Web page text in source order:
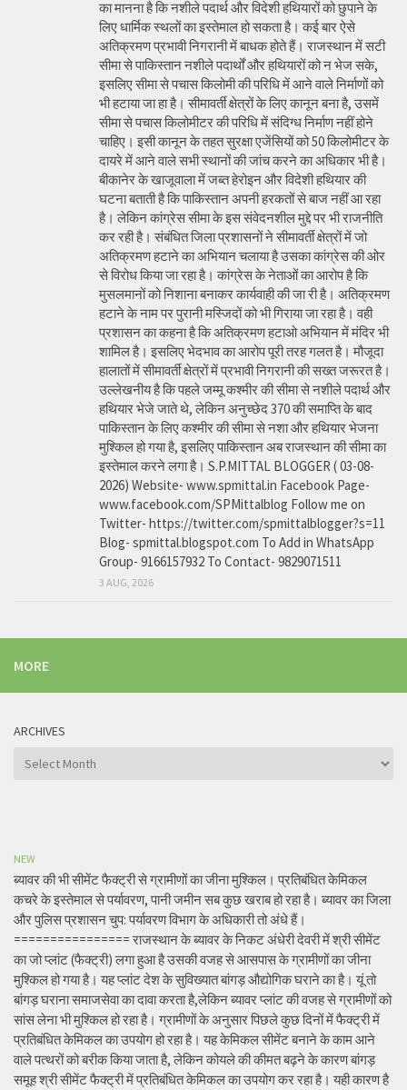
का मानना है कि नशीले पदार्थ और विदेशी हथियारों को छुपाने के
लिए धार्मिक स्थलों का इस्तेमाल हो सकता है। कई बार ऐसे
अतिक्रमण प्रभावी निगरानी में बाधक होते हैं। राजस्थान में सटी
सीमा से पाकिस्तान नशीले पदार्थों और हथियारों को न भेज सके,
इसलिए सीमा से पचास किलोमी की परिधि में आने वाले निर्माणों को
भी हटाया जा हा है। सीमावर्ती क्षेत्रों के लिए कानून बना है, उसमें
सीमा से पचास किलोमीटर की परिधि में संदिग्ध निर्माण नहीं होने
चाहिए। इसी कानून के तहत सुरक्षा एजेंसियों को 50 किलोमीटर के
दायरे में आने वाले सभी स्थानों की जांच करने का अधिकार भी है।
बीकानेर के खाजूवाला में जब्त हेरोइन और विदेशी हथियार की
घटना बताती है कि पाकिस्तान अपनी हरकतों से बाज नहीं आ रहा
है। लेकिन कांग्रेस सीमा के इस संवेदनशील मुद्दे पर भी राजनीति
कर रही है। संबंधित जिला प्रशासनों ने सीमावर्ती क्षेत्रों में जो
अतिक्रमण हटाने का अभियान चलाया है उसका कांग्रेस की ओर
से विरोध किया जा रहा है। कांग्रेस के नेताओं का आरोप है कि
मुसलमानों को निशाना बनाकर कार्यवाही की जा री है। अतिक्रमण
हटाने के नाम पर पुरानी मस्जिदों को भी गिराया जा रहा है। वही
प्रशासन का कहना है कि अतिक्रमण हटाओ अभियान में मंदिर भी
शामिल है। इसलिए भेदभाव का आरोप पूरी तरह गलत है। मौजूदा
हालातों में सीमावर्ती क्षेत्रों में प्रभावी निगरानी की सख्त जरूरत है।
उल्लेखनीय है कि पहले जम्मू कश्मीर की सीमा से नशीले पदार्थ और
हथियार भेजे जाते थे, लेकिन अनुच्छेद 370 की समाप्ति के बाद
पाकिस्तान के लिए कश्मीर की सीमा से नशा और हथियार भेजना
मुश्किल हो गया है, इसलिए पाकिस्तान अब राजस्थान की सीमा का
इस्तेमाल करने लगा है। S.P.MITTAL BLOGGER ( 03-08-
2026) Website- www.spmittal.in Facebook Page-
www.facebook.com/SPMittalblog Follow me on
Twitter- https://twitter.com/spmittalblogger?s=11
Blog- spmittal.blogspot.com To Add in WhatsApp
Group- 9166157932 To Contact- 9829071511
3 AUG, 2026
MORE
ARCHIVES
Archives
NEW
ब्यावर की भी सीमेंट फैक्ट्री से ग्रामीणों का जीना मुश्किल। प्रतिबंधित केमिकल
कचरे के इस्तेमाल से पर्यावरण, पानी जमीन सब कुछ खराब हो रहा है। ब्यावर का जिला
और पुलिस प्रशासन चुप: पर्यावरण विभाग के अधिकारी तो अंधे हैं।
================ राजस्थान के ब्यावर के निकट अंधेरी देवरी में श्री सीमेंट
का जो प्लांट (फैक्ट्री) लगा हुआ है उसकी वजह से आसपास के ग्रामीणों का जीना
मुश्किल हो गया है। यह प्लांट देश के सुविख्यात बांगड़ औद्योगिक घराने का है। यूं तो
बांगड़ घराना समाजसेवा का दावा करता है,लेकिन ब्यावर प्लांट की वजह से ग्रामीणों को
सांस लेना भी मुश्किल हो रहा है। ग्रामीणों के अनुसार पिछले कुछ दिनों में फैक्ट्री में
प्रतिबंधित केमिकल का उपयोग हो रहा है। यह केमिकल सीमेंट बनाने के काम आने
वाले पत्थरों को बरीक किया जाता है, लेकिन कोयले की कीमत बढ़ने के कारण बांगड़
समूह श्री सीमेंट फैक्ट्री में प्रतिबंधित केमिकल का उपयोग कर रहा है। यही कारण है